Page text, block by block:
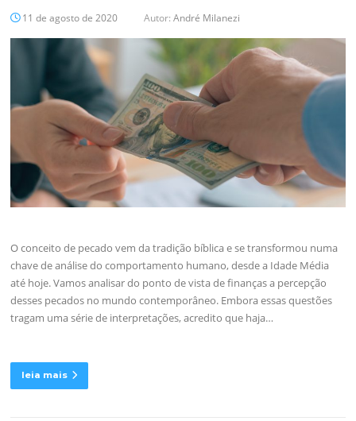
11 de agosto de 2020 Autor:André Milanezi
O conceito de pecado vem da tradição bíblica e se transformou numa
chave de análise do comportamento humano, desde a Idade Média
até hoje. Vamos analisar do ponto de vista de finanças a percepção
desses pecados no mundo contemporâneo. Embora essas questões
tragam uma série de interpretações, acredito que haja…
leia mais